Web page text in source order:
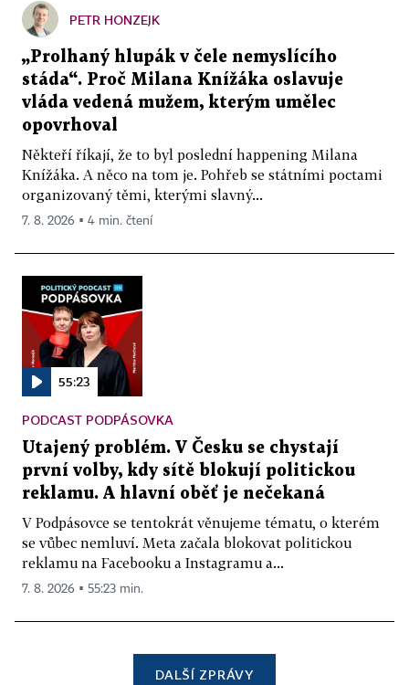
PETR HONZEJK
„Prolhaný hlupák v čele nemyslícího
stáda“. Proč Milana Knížáka oslavuje
vláda vedená mužem, kterým umělec
opovrhoval
Někteří říkají, že to byl poslední happening Milana
Knížáka. A něco na tom je. Pohřeb se státními poctami
organizovaný těmi, kterými slavný...
7. 8. 2026 ▪ 4 min. čtení
55:23
PODCAST PODPÁSOVKA
Utajený problém. V Česku se chystají
první volby, kdy sítě blokují politickou
reklamu. A hlavní oběť je nečekaná
V Podpásovce se tentokrát věnujeme tématu, o kterém
se vůbec nemluví. Meta začala blokovat politickou
reklamu na Facebooku a Instagramu a...
7. 8. 2026 ▪ 55:23 min.
DALŠÍ ZPRÁVY